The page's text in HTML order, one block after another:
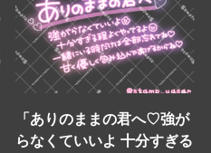
「ありのままの君へ♡強が
らなくていいよ 十分すぎる